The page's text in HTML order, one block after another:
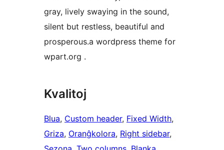
gray, lively swaying in the sound,
silent but restless, beautiful and
prosperous.a wordpress theme for
wpart.org .
Kvalitoj
Blua, Custom header, Fixed Width
Griza, Oranĝkolora, Right sidebar